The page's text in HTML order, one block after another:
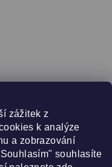
zážitek z
k analýze
a zobrazování
souhlasíte